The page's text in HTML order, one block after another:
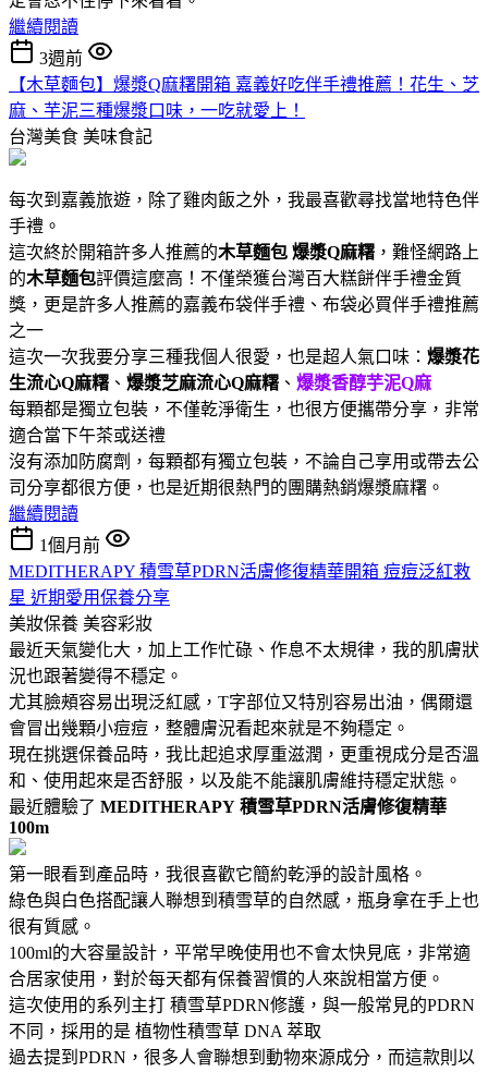
繼續閱讀
3週前
【木草麵包】爆漿Q麻糬開箱 嘉義好吃伴手禮推薦！花生、芝
麻、芋泥三種爆漿口味，一吃就愛上！
台灣美食 美味食記
每次到嘉義旅遊，除了雞肉飯之外，我最喜歡尋找當地特色伴
手禮。
這次終於開箱許多人推薦的木草麵包 爆漿Q麻糬 ，難怪網路上
的木草麵包評價這麼高！不僅榮獲台灣百大糕餅伴手禮金質
獎，更是許多人推薦的嘉義布袋伴手禮、布袋必買伴手禮推薦
之一
這次一次我要分享三種我個人很愛，也是超人氣口味： 爆漿花
生流心Q麻糬 、 爆漿芝麻流心Q麻糬 、 爆漿香醇芋泥Q麻
每顆都是獨立包裝，不僅乾淨衛生，也很方便攜帶分享，非常
適合當下午茶或送禮
沒有添加防腐劑，每顆都有獨立包裝，不論自己享用或帶去公
司分享都很方便，也是近期很熱門的團購熱銷爆漿麻糬。
繼續閱讀
1個月前
MEDITHERAPY 積雪草PDRN活膚修復精華開箱 痘痘泛紅救
星 近期愛用保養分享
美妝保養 美容彩妝
最近天氣變化大，加上工作忙碌、作息不太規律，我的肌膚狀
況也跟著變得不穩定。
尤其臉頰容易出現泛紅感，T字部位又特別容易出油，偶爾還
會冒出幾顆小痘痘，整體膚況看起來就是不夠穩定。
現在挑選保養品時，我比起追求厚重滋潤，更重視成分是否溫
和、使用起來是否舒服，以及能不能讓肌膚維持穩定狀態。
最近體驗了 MEDITHERAPY 積雪草PDRN活膚修復精華
100m
第一眼看到產品時，我很喜歡它簡約乾淨的設計風格。
綠色與白色搭配讓人聯想到積雪草的自然感，瓶身拿在手上也
很有質感。
100ml的大容量設計，平常早晚使用也不會太快見底，非常適
合居家使用，對於每天都有保養習慣的人來說相當方便。
這次使用的系列主打 積雪草PDRN修護，與一般常見的PDRN
不同，採用的是 植物性積雪草 DNA 萃取
過去提到PDRN，很多人會聯想到動物來源成分，而這款則以